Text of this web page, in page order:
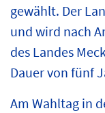
gewählt. Der
und wird nach
des Landes
Dauer von fünf
Am Wahltag in